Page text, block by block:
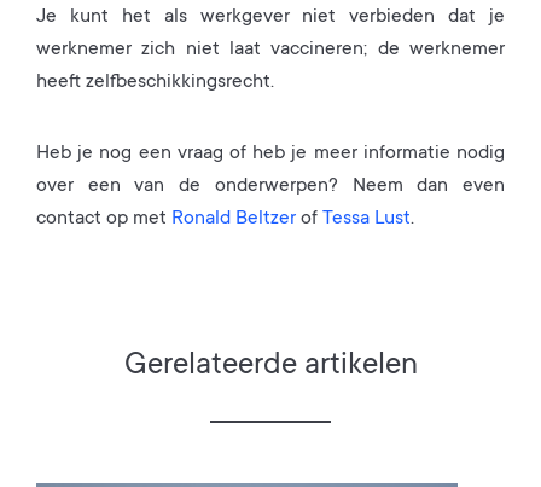
Je kunt het als werkgever niet verbieden dat je
werknemer zich niet laat vaccineren; de werknemer
heeft zelfbeschikkingsrecht.
Heb je nog een vraag of heb je meer informatie nodig
over een van de onderwerpen? Neem dan even
contact op met Ronald Beltzer of Tessa Lust.
Gerelateerde artikelen